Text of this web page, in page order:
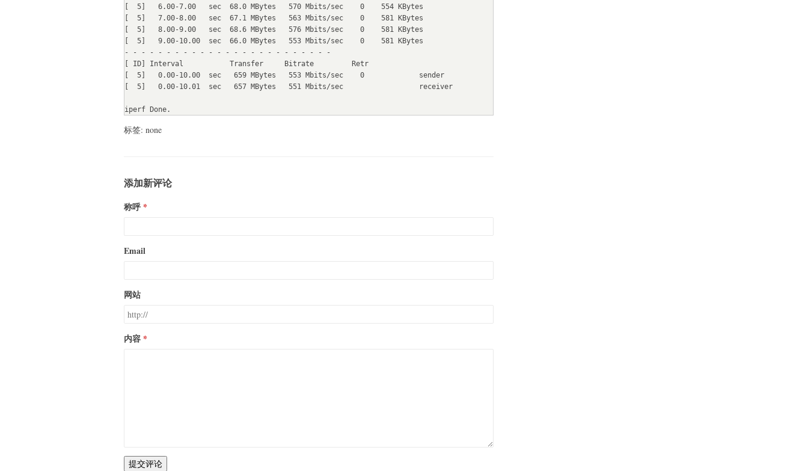
[  5]   6.00-7.00   sec  68.0 MBytes   570 Mbits/sec    0    554 KBytes
[  5]   7.00-8.00   sec  67.1 MBytes   563 Mbits/sec    0    581 KBytes
[  5]   8.00-9.00   sec  68.6 MBytes   576 Mbits/sec    0    581 KBytes
[  5]   9.00-10.00  sec  66.0 MBytes   553 Mbits/sec    0    581 KBytes
- - - - - - - - - - - - - - - - - - - - - - - - -
[ ID] Interval           Transfer     Bitrate         Retr
[  5]   0.00-10.00  sec   659 MBytes   553 Mbits/sec    0             sender
[  5]   0.00-10.01  sec   657 MBytes   551 Mbits/sec                  receiver
iperf Done.
标签: none
添加新评论
称呼
Email
网站
内容
提交评论